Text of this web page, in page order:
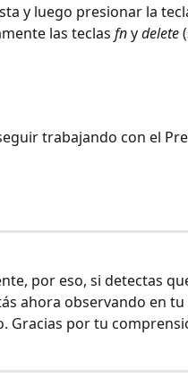
y luego presionar la
las teclas fn y delete
trabajando con el
por eso, si detectas
ahora observando en tu
por tu